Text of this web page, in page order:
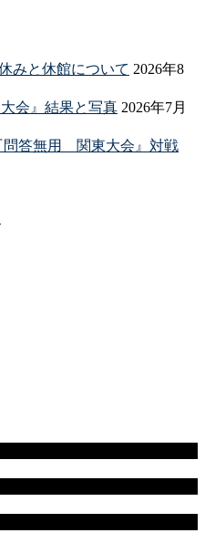
みと休館について 2026年8
会』結果と写真 2026年7月
問答無用 関東大会』対戦